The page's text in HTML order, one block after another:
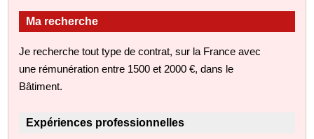
Ma recherche
Je recherche tout type de contrat, sur la France avec
une rémunération entre 1500 et 2000 €, dans le
Bâtiment.
Expériences professionnelles